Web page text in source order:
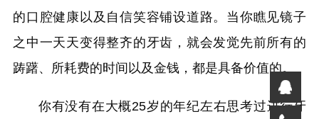
的口腔健康以及自信笑容铺设道路。当你瞧见镜子
之中一天天变得整齐的牙齿，就会发觉先前所有的
踌躇、所耗费的时间以及金钱，都是具备价值的。
你有没有在大概25岁的年纪左右思考过进行牙